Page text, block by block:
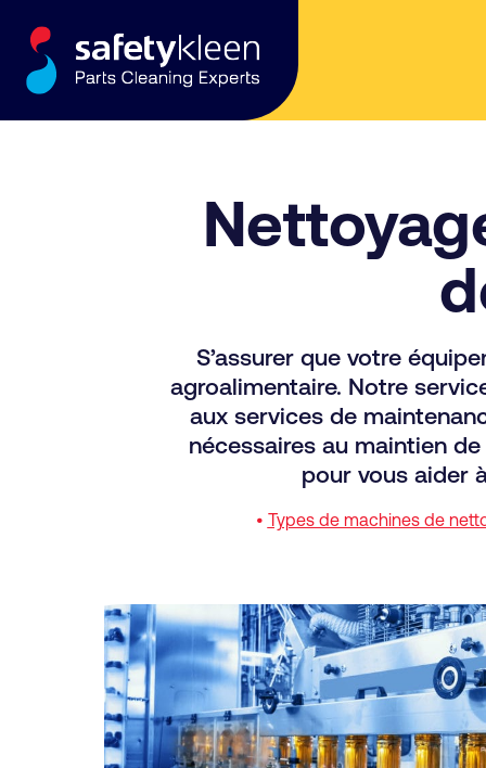
S’assurer que votre
agroalimentaire. Notre
aux services de
nécessaires au maintien
pour vous aider
• Types de machines de